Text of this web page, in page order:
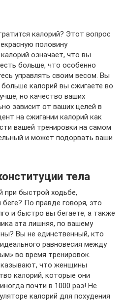
калорий? Этот вопрос
половину
означает, что вы
больше, что особенно
управлять своим весом. Вы
калорий вы сжигаете во
но качество ваших
зависит от ваших целей в
на сжигании калорий как
вашей тренировки на самом
и может подорвать ваши
тела
при быстрой ходьбе,
По правде говоря, это
и быстро вы бегаете, а также
эта лишняя, по вашему
Вы не единственный, кто
равновесия между
во время тренировок.
что женщины
калорий, которые они
почти в 1000 раз! Не
калорий для похудения